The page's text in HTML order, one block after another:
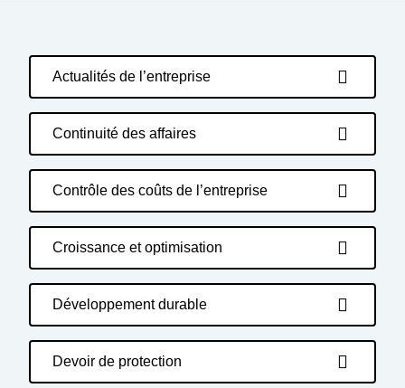
Actualités de l’entreprise
Continuité des affaires
Contrôle des coûts de l’entreprise
Croissance et optimisation
Développement durable
Devoir de protection